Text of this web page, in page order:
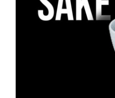
DODAJ DO KOSZYKA